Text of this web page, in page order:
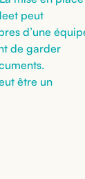
peut
d’une
de garder
être un